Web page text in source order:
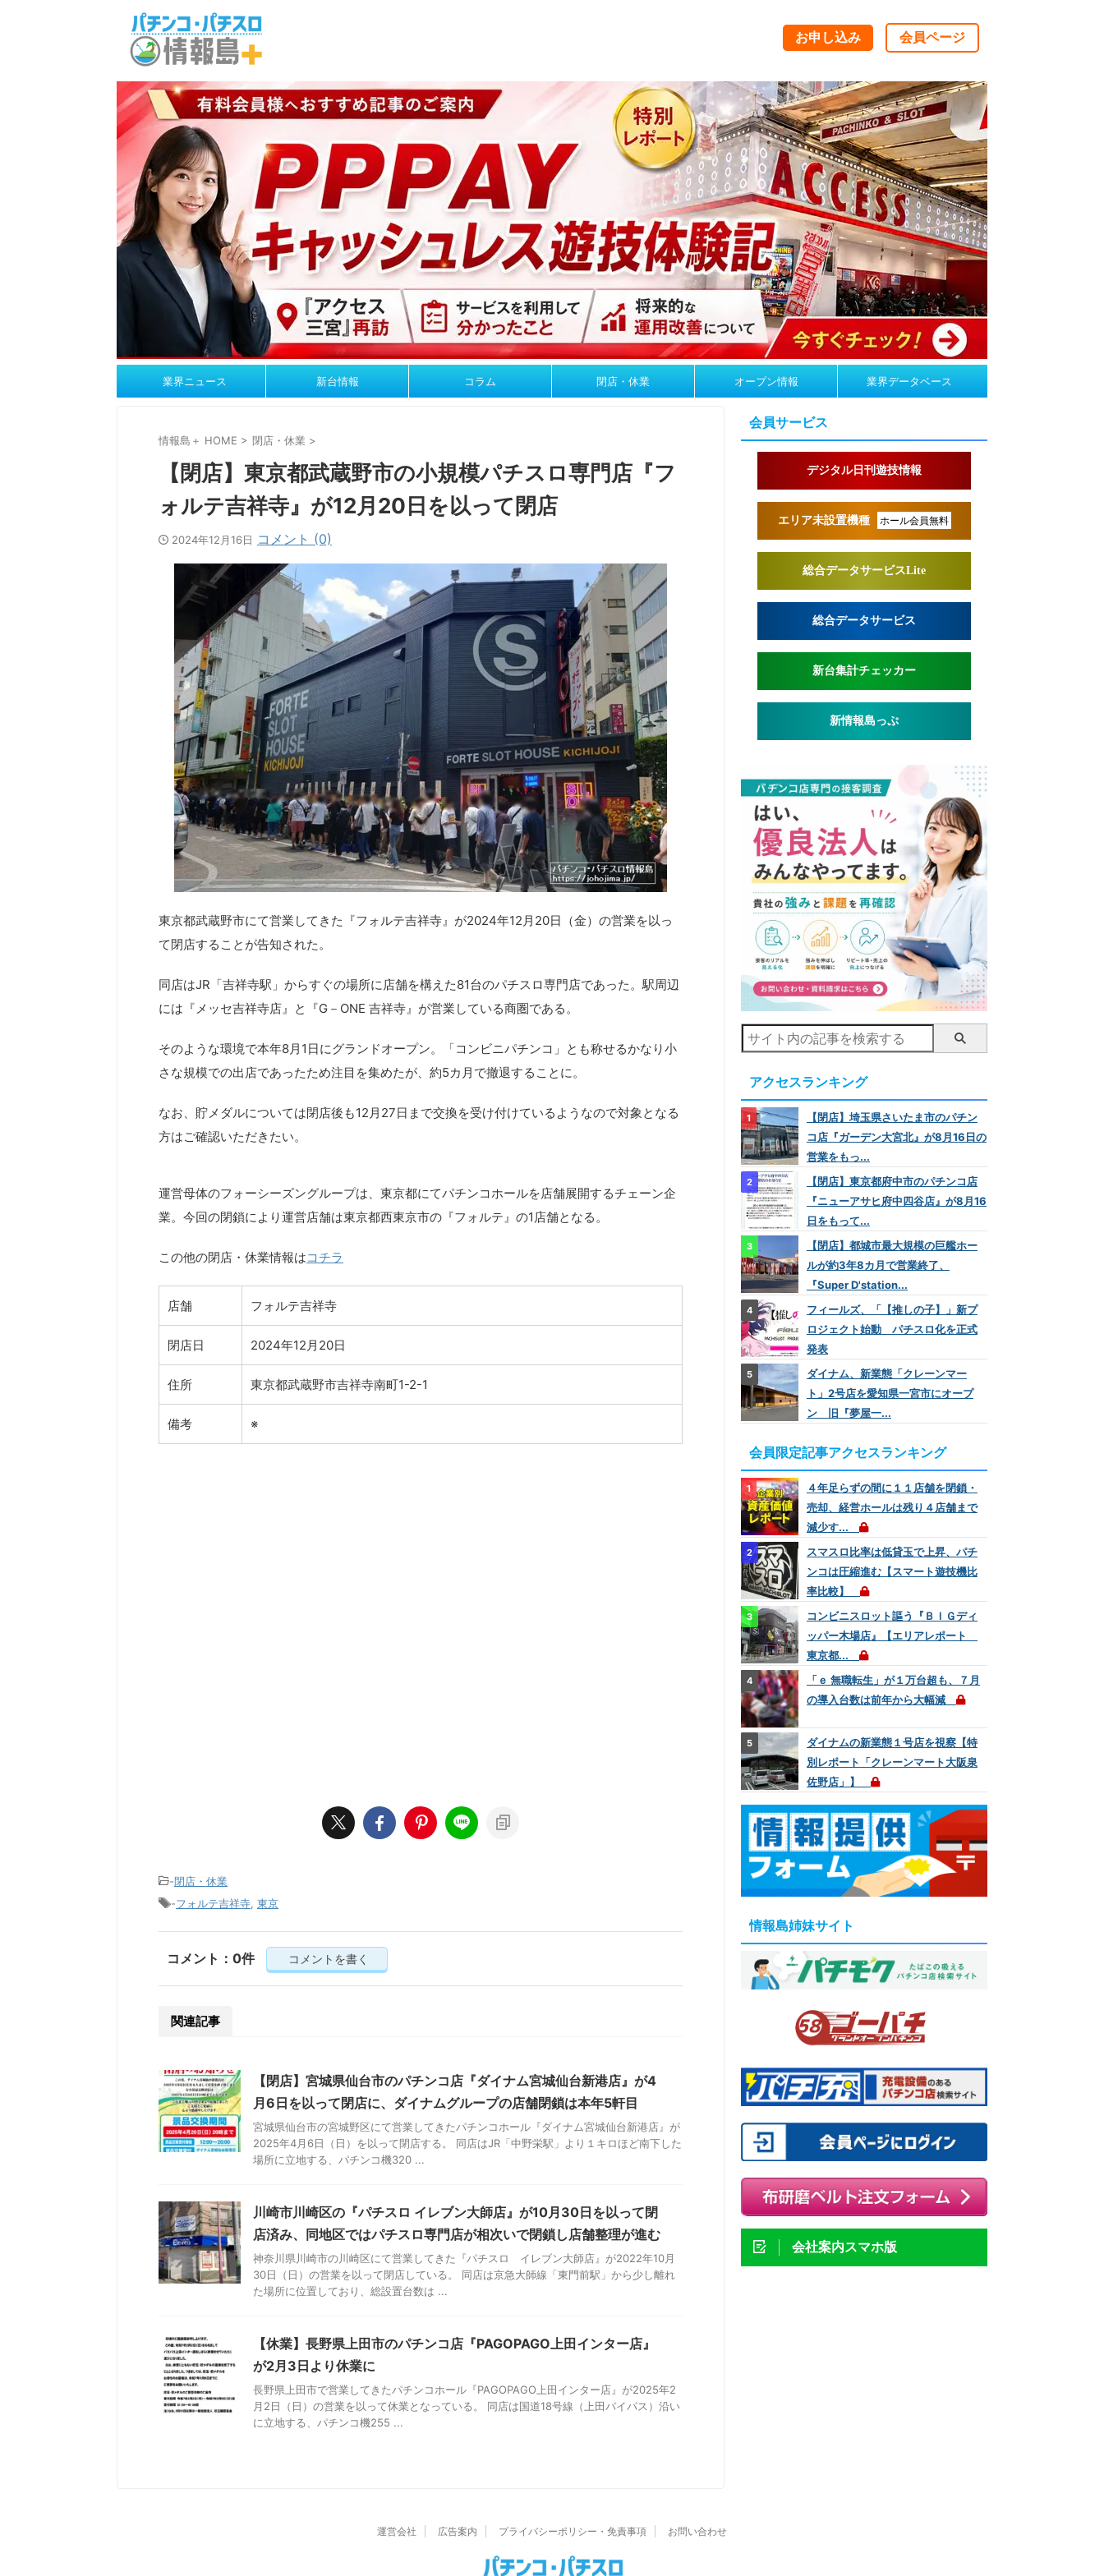
お申し込み 会員ページ
業界ニュース 新台情報 コラム 閉店・休業 オープン情報 業界データベース
情報島＋ HOME > 閉店・休業 >
【閉店】東京都武蔵野市の小規模パチスロ専門店『フ
ォルテ吉祥寺』が12月20日を以って閉店
2024年12月16日 コメント (0)
東京都武蔵野市にて営業してきた『フォルテ吉祥寺』が2024年12月20日（金）の営業を以っ
て閉店することが告知された。
同店はJR「吉祥寺駅」からすぐの場所に店舗を構えた81台のパチスロ専門店であった。駅周辺
には『メッセ吉祥寺店』と『G－ONE 吉祥寺』が営業している商圏である。
そのような環境で本年8月1日にグランドオープン。「コンビニパチンコ」とも称せるかなり小
さな規模での出店であったため注目を集めたが、約5カ月で撤退することに。
なお、貯メダルについては閉店後も12月27日まで交換を受け付けているようなので対象となる
方はご確認いただきたい。
運営母体のフォーシーズングループは、東京都にてパチンコホールを店舗展開するチェーン企
業。今回の閉鎖により運営店舗は東京都西東京市の『フォルテ』の1店舗となる。
この他の閉店・休業情報はコチラ
店舗 フォルテ吉祥寺
閉店日 2024年12月20日
住所 東京都武蔵野市吉祥寺南町1-2-1
備考 ※
-閉店・休業
-フォルテ吉祥寺, 東京
コメント：0件 コメントを書く
関連記事
【閉店】宮城県仙台市のパチンコ店『ダイナム宮城仙台新港店』が4
月6日を以って閉店に、ダイナムグループの店舗閉鎖は本年5軒目
宮城県仙台市の宮城野区にて営業してきたパチンコホール『ダイナム宮城仙台新港店』が
2025年4月6日（日）を以って閉店する。 同店はJR「中野栄駅」より１キロほど南下した
場所に立地する、パチンコ機320 ...
川崎市川崎区の『パチスロ イレブン大師店』が10月30日を以って閉
店済み、同地区ではパチスロ専門店が相次いで閉鎖し店舗整理が進む
神奈川県川崎市の川崎区にて営業してきた『パチスロ イレブン大師店』が2022年10月
30日（日）の営業を以って閉店している。 同店は京急大師線「東門前駅」から少し離れ
た場所に位置しており、総設置台数は ...
【休業】長野県上田市のパチンコ店『PAGOPAGO上田インター店』
が2月3日より休業に
長野県上田市で営業してきたパチンコホール『PAGOPAGO上田インター店』が2025年2
月2日（日）の営業を以って休業となっている。 同店は国道18号線（上田バイパス）沿い
に立地する、パチンコ機255 ...
会員サービス
デジタル日刊遊技情報
エリア未設置機種 ホール会員無料
総合データサービスLite
総合データサービス
新台集計チェッカー
新情報島っぷ
アクセスランキング
【閉店】埼玉県さいたま市のパチン
コ店『ガーデン大宮北』が8月16日の
営業をもっ...
【閉店】東京都府中市のパチンコ店
『ニューアサヒ府中四谷店』が8月16
日をもって...
【閉店】都城市最大規模の巨艦ホー
ルが約3年8カ月で営業終了、
『Super D'station...
フィールズ、「【推しの子】」新プ
ロジェクト始動 パチスロ化を正式
発表
ダイナム、新業態「クレーンマー
ト」2号店を愛知県一宮市にオープ
ン 旧『夢屋一...
会員限定記事アクセスランキング
４年足らずの間に１１店舗を閉鎖・
売却、経営ホールは残り４店舗まで
減少す...
スマスロ比率は低貸玉で上昇、パチ
ンコは圧縮進む【スマート遊技機比
率比較】
コンビニスロット謳う『ＢＩＧディ
ッパー木場店』【エリアレポート
東京都...
「ｅ 無職転生」が１万台超も、７月
の導入台数は前年から大幅減
ダイナムの新業態１号店を視察【特
別レポート「クレーンマート大阪泉
佐野店」】
情報島姉妹サイト
会社案内スマホ版
運営会社 広告案内 プライバシーポリシー・免責事項 お問い合わせ